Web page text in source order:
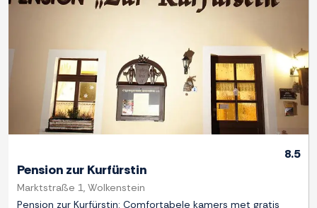
8.5
Pension zur Kurfürstin
Marktstraße 1, Wolkenstein
Pension zur Kurfürstin: Comfortabele kamers met gratis